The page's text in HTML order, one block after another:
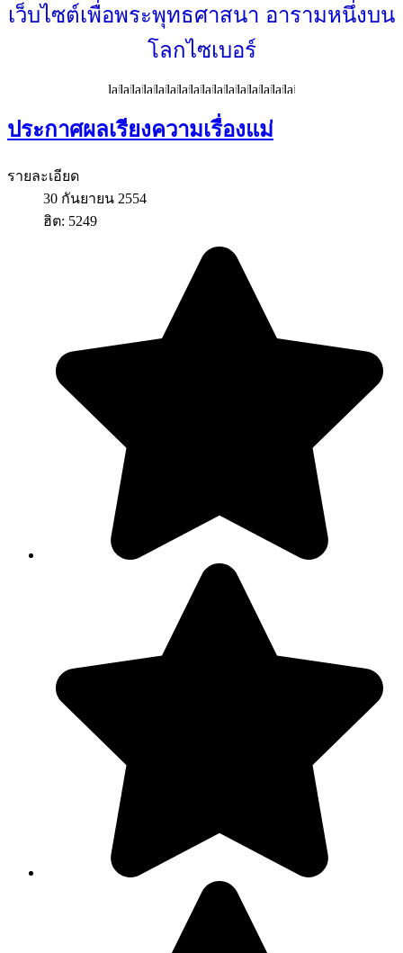
เว็บไซต์เพื่อพระพุทธศาสนา อารามหนึ่งบน
โลกไซเบอร์
ประกาศผลเรียงความเรื่องแม่
รายละเอียด
30 กันยายน 2554
ฮิต: 5249